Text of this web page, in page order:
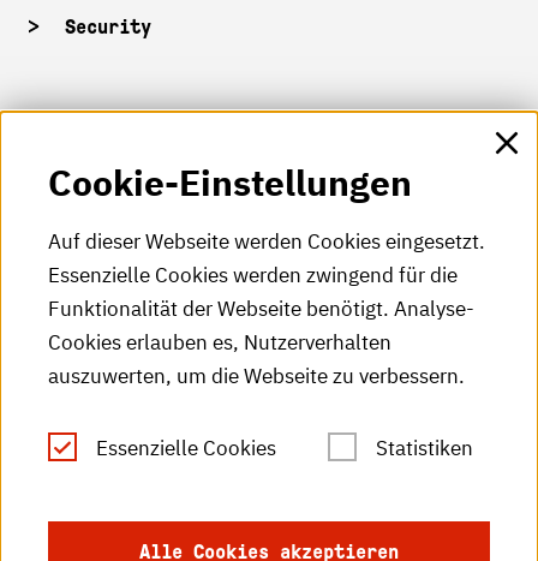
Security
HKA-Shop
HKA-Videos
HKA-Podcast
HKA-Publikationen
RSS-Feed
Leichte Sprache
Cookie-Einstellungen
Auf dieser Webseite werden Cookies eingesetzt.
Essenzielle Cookies werden zwingend für die
Funktionalität der Webseite benötigt. Analyse-
Cookies erlauben es, Nutzerverhalten
auszuwerten, um die Webseite zu verbessern.
Essenzielle Cookies Statistiken
Alle Cookies akzeptieren